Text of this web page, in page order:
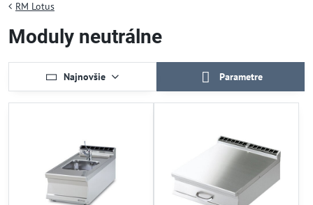
RM Lotus
Moduly neutrálne
Najnovšie Parametre